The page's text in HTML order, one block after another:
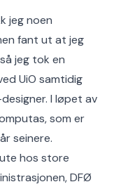
jeg noen
fant ut at jeg
jeg tok en
UiO samtidig
I løpet av
som er
seinere.
hos store
DFØ